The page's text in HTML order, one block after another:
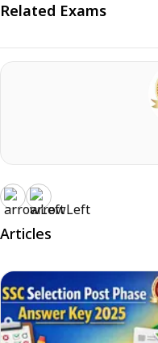
Related Exams
Articles